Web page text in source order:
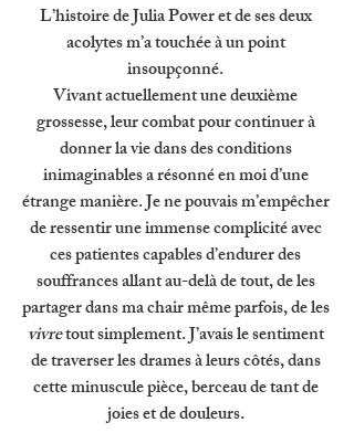
L’histoire de Julia Power et de ses deux
acolytes m’a touchée à un point
insoupçonné.
Vivant actuellement une deuxième
grossesse, leur combat pour continuer à
donner la vie dans des conditions
inimaginables a résonné en moi d’une
étrange manière. Je ne pouvais m’empêcher
de ressentir une immense complicité avec
ces patientes capables d’endurer des
souffrances allant au-delà de tout, de les
partager dans ma chair même parfois, de les
vivre tout simplement. J’avais le sentiment
de traverser les drames à leurs côtés, dans
cette minuscule pièce, berceau de tant de
joies et de douleurs.